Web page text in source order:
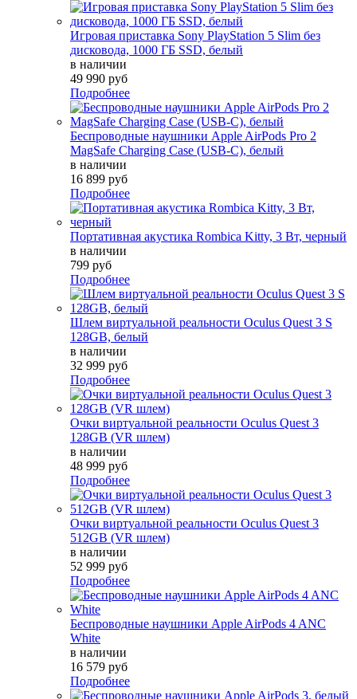
Игровая приставка Sony PlayStation 5 Slim без
дисковода, 1000 ГБ SSD, белый
в наличии
49 990 руб
Подробнее
Беспроводные наушники Apple AirPods Pro 2
MagSafe Charging Case (USB-C), белый
в наличии
16 899 руб
Подробнее
Портативная акустика Rombica Kitty, 3 Вт, черный
в наличии
799 руб
Подробнее
Шлем виртуальной реальности Oculus Quest 3 S
128GB, белый
в наличии
32 999 руб
Подробнее
Очки виртуальной реальности Oculus Quest 3
128GB (VR шлем)
в наличии
48 999 руб
Подробнее
Очки виртуальной реальности Oculus Quest 3
512GB (VR шлем)
в наличии
52 999 руб
Подробнее
Беспроводные наушники Apple AirPods 4 ANC
White
в наличии
16 579 руб
Подробнее